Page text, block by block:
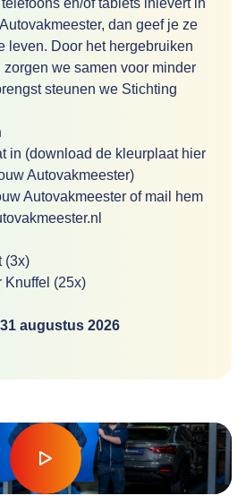
en/of tablets inlevert in
dan geef je ze
leven. Door het hergebruiken
we samen voor minder
steunen we Stichting
in (download de kleurplaat hier
Autovakmeester)
Autovakmeester of mail hem
(3x)
Knuffel (25x)
augustus 2026
Play